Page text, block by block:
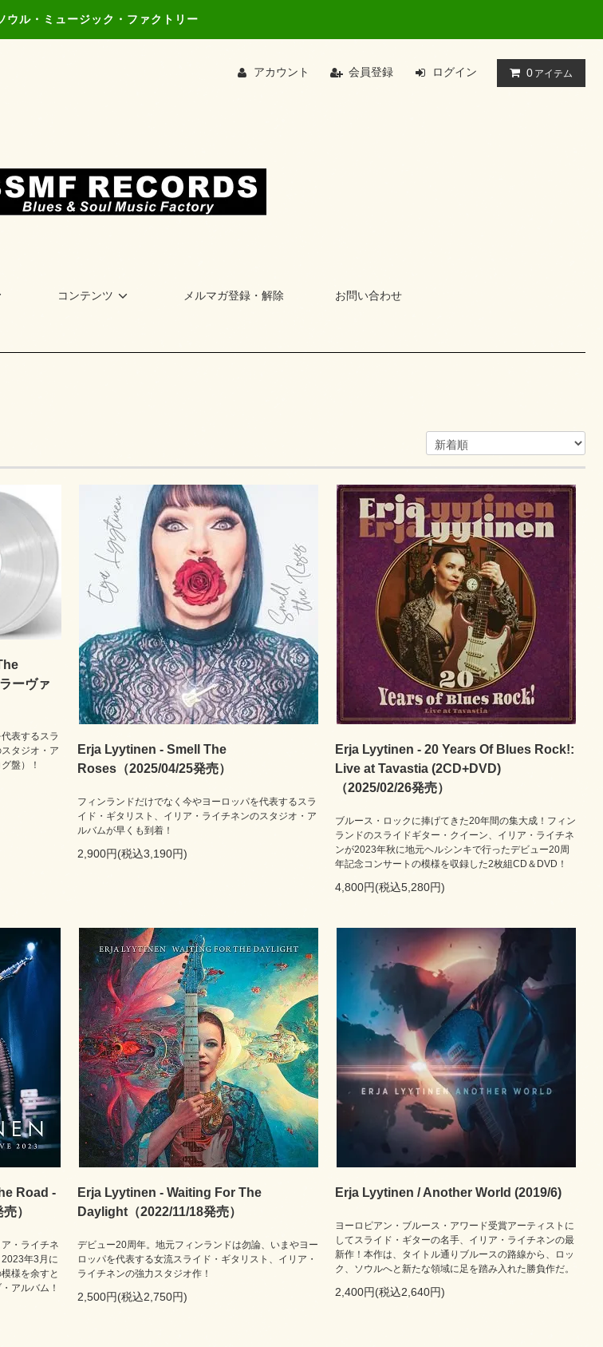
ウル・ミュージック・ファクトリー
アカウント 会員登録 ログイン 0 アイテム
コンテンツ メルマガ登録・解除 お問い合わせ
ーヴァ
表するスラ
タジオ・ア
盤）！
Erja Lyytinen - Smell The
Roses（2025/04/25発売）
フィンランドだけでなく今やヨーロッパを代表するスラ
イド・ギタリスト、イリア・ライチネンのスタジオ・ア
ルバムが早くも到着！
2,900円(税込3,190円)
Erja Lyytinen - 20 Years Of Blues Rock!:
Live at Tavastia (2CD+DVD)
（2025/02/26発売）
ブルース・ロックに捧げてきた20年間の集大成！フィン
ランドのスライドギター・クイーン、イリア・ライチネ
ンが2023年秋に地元ヘルシンキで行ったデビュー20周
年記念コンサートの模様を収録した2枚組CD＆DVD！
4,800円(税込5,280円)
Road -
）
・ライチネ
年3月に
様を余すと
アルバム！
Erja Lyytinen - Waiting For The
Daylight（2022/11/18発売）
デビュー20周年。地元フィンランドは勿論、いまやヨー
ロッパを代表する女流スライド・ギタリスト、イリア・
ライチネンの強力スタジオ作！
2,500円(税込2,750円)
Erja Lyytinen / Another World (2019/6)
ヨーロピアン・ブルース・アワード受賞アーティストに
してスライド・ギターの名手、イリア・ライチネンの最
新作！本作は、タイトル通りブルースの路線から、ロッ
ク、ソウルへと新たな領域に足を踏み入れた勝負作だ。
2,400円(税込2,640円)